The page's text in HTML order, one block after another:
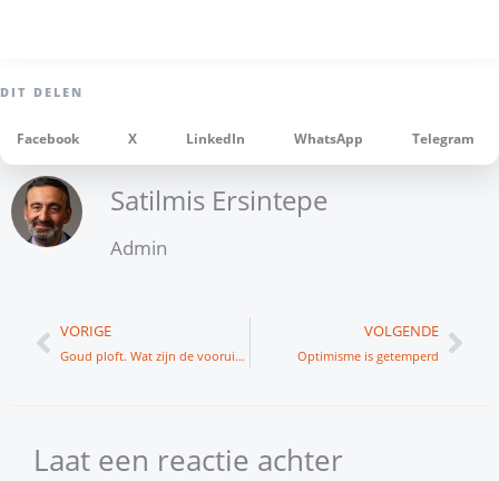
Facebook X LinkedIn WhatsApp Telegram
Satilmis Ersintepe
Admin
Vorige
VORIGE
Goud ploft. Wat zijn de vooruitzichten?
VOLGENDE
Optimisme is getemperd
Laat een reactie achter